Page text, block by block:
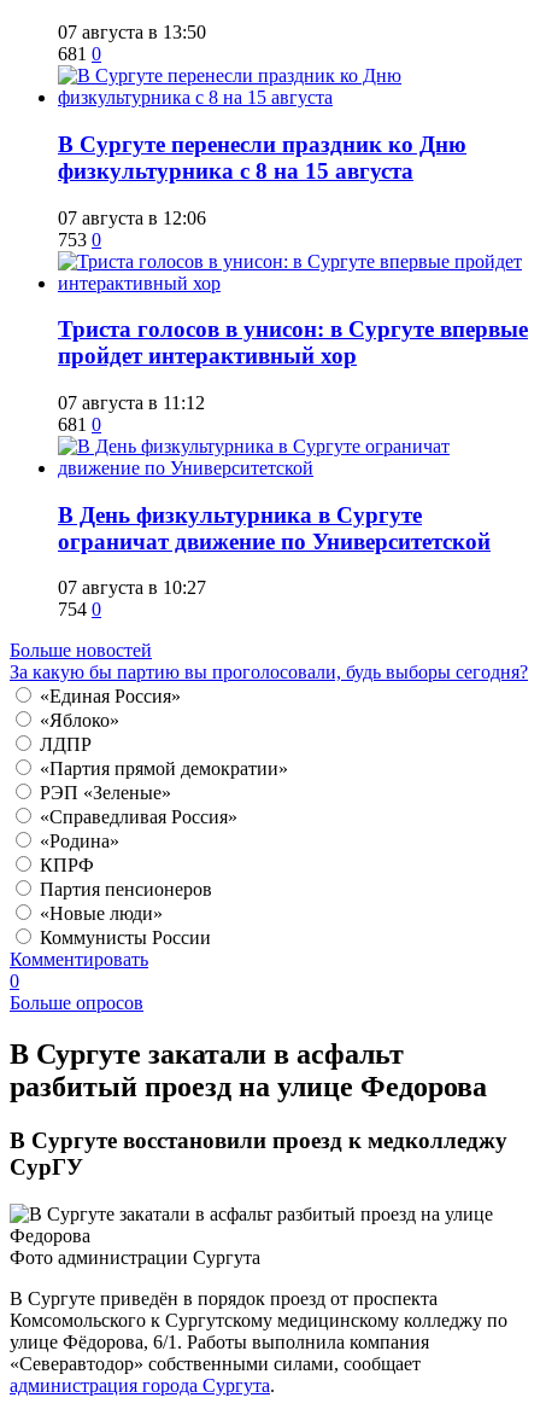
07 августа в 13:50
681 0
​В Сургуте перенесли праздник ко Дню
физкультурника с 8 на 15 августа
07 августа в 12:06
753 0
​Триста голосов в унисон: в Сургуте впервые
пройдет интерактивный хор
07 августа в 11:12
681 0
​В День физкультурника в Сургуте
ограничат движение по Университетской
07 августа в 10:27
754 0
Больше новостей
За какую бы партию вы проголосовали, будь выборы сегодня?
«Единая Россия»
«Яблоко»
ЛДПР
«Партия прямой демократии»
РЭП «Зеленые»
«Справедливая Россия»
«Родина»
КПРФ
Партия пенсионеров
«Новые люди»
Коммунисты России
Комментировать
0
Больше опросов
В Сургуте закатали в асфальт
разбитый проезд на улице Федорова
​В Сургуте восстановили проезд к медколледжу
СурГУ
Фото администрации Сургута
В Сургуте приведён в порядок проезд от проспекта
Комсомольского к Сургутскому медицинскому колледжу по
улице Фёдорова, 6/1. Работы выполнила компания
«Северавтодор» собственными силами, сообщает
администрация города Сургута.